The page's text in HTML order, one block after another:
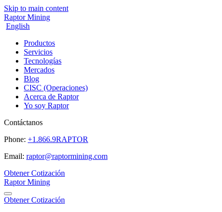
Skip to main content
Raptor Mining
English
Productos
Servicios
Tecnologías
Mercados
Blog
CISC (Operaciones)
Acerca de Raptor
Yo soy Raptor
Contáctanos
Phone: +1.866.9RAPTOR
Email: raptor@raptormining.com
Obtener Cotización
Raptor Mining
Obtener Cotización